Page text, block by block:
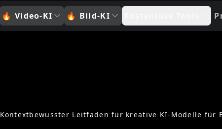
🔥Video-KI 🔥 Bild-KI
Kontextbewusster Leitfaden für kreative KI-Modelle für